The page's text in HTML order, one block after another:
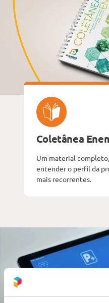
Coletânea
Um material
entender o perfil da
mais recorrentes.